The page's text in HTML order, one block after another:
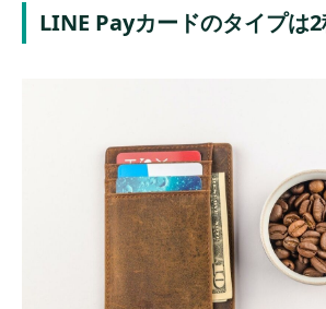
LINE Payカードのタイプは